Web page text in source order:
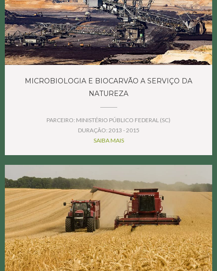
MICROBIOLOGIA E BIOCARVÃO A SERVIÇO DA
NATUREZA
PARCEIRO: MINISTÉRIO PÚBLICO FEDERAL (SC)
DURAÇÃO: 2013 - 2015
SAIBA MAIS